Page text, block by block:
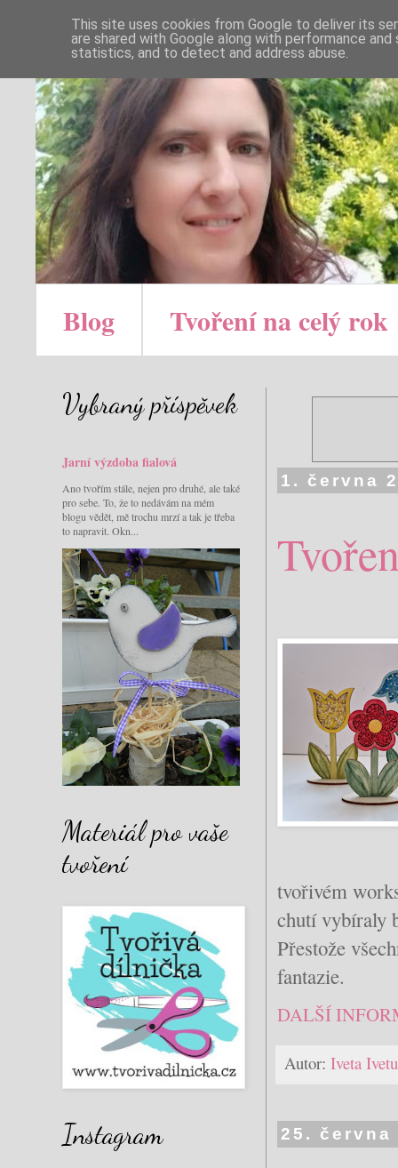
Blog Tvoření na celý rok
1. června
tvořivém
chutí vybíraly
Přestože
fantazie.
DALŠÍ
Autor: Iveta
25. června
Vybraný příspěvek
Jarní výzdoba fialová
Ano tvořím stále, nejen pro druhé, ale také
pro sebe. To, že to nedávám na mém
blogu vědět, mě trochu mrzí a tak je třeba
to napravit. Okn...
Materiál pro vaše
tvoření
Instagram
This site uses cookies from Google to deliver its
are shared with Google along with performance
statistics, and to detect and address abuse.